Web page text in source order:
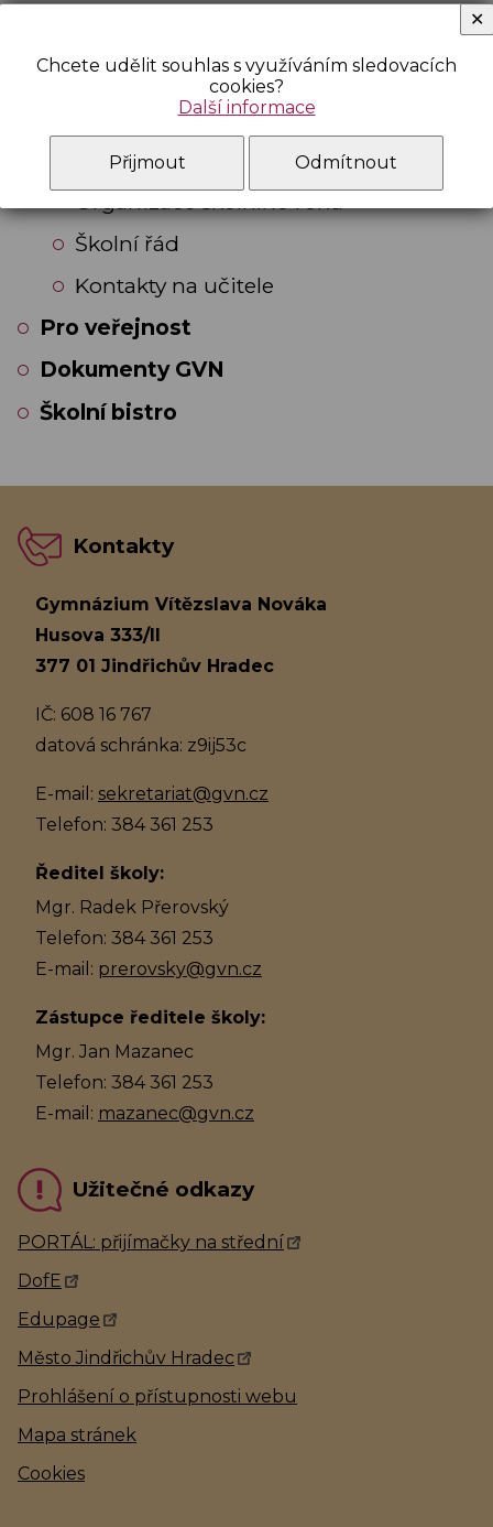
Školní pokladna
Školní knihovna
Pro rodiče
Školní řád
Kontakty na učitele
Pro veřejnost
Dokumenty GVN
Školní bistro
Kontakty
Gymnázium Vítězslava Nováka
Husova 333/II
377 01 Jindřichův Hradec
IČ: 608 16 767
datová schránka: z9ij53c
E-mail: sekretariat@gvn.cz
Telefon: 384 361 253
Ředitel školy:
Mgr. Radek Přerovský
Telefon: 384 361 253
E-mail: prerovsky@gvn.cz
Zástupce ředitele školy:
Mgr. Jan Mazanec
Telefon: 384 361 253
E-mail: mazanec@gvn.cz
Užitečné odkazy
PORTÁL: přijímačky na střední
DofE
Edupage
Město Jindřichův Hradec
Prohlášení o přístupnosti webu
Mapa stránek
Cookies
Chcete udělit souhlas s využíváním sledovacích
cookies?
Další informace
Přijmout Odmítnout
✕